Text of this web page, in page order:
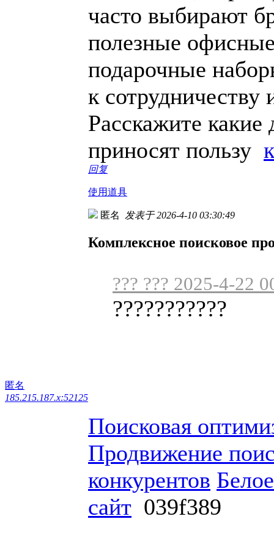
часто выбирают
полезные
подарочные
к сотрудничеству
Расскажите какие
приносят пользу
回复
使用道具
匿名
185.215.187.x:52125
匿名 发表于 2026-4-10 03:30:49
Комплексное поисковое
??? ??? 2025-4-22
???????????
Поисковая
Продвижение
конкурентов
сайт 039f389